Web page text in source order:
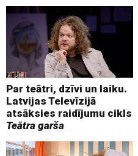
Par teātri, dzīvi un laiku.
Latvijas Televīzijā
atsāksies raidījumu cikls
Teātra garša